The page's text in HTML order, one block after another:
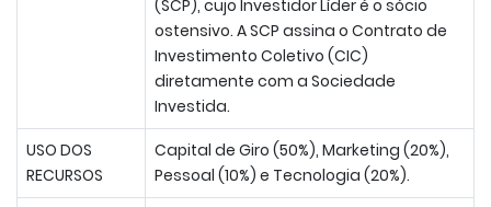
(SCP), cujo Investidor Líder é o sócio
ostensivo. A SCP assina o Contrato de
Investimento Coletivo (CIC)
diretamente com a Sociedade
Investida.
USO DOS
RECURSOS
Capital de Giro (50%), Marketing (20%),
Pessoal (10%) e Tecnologia (20%).